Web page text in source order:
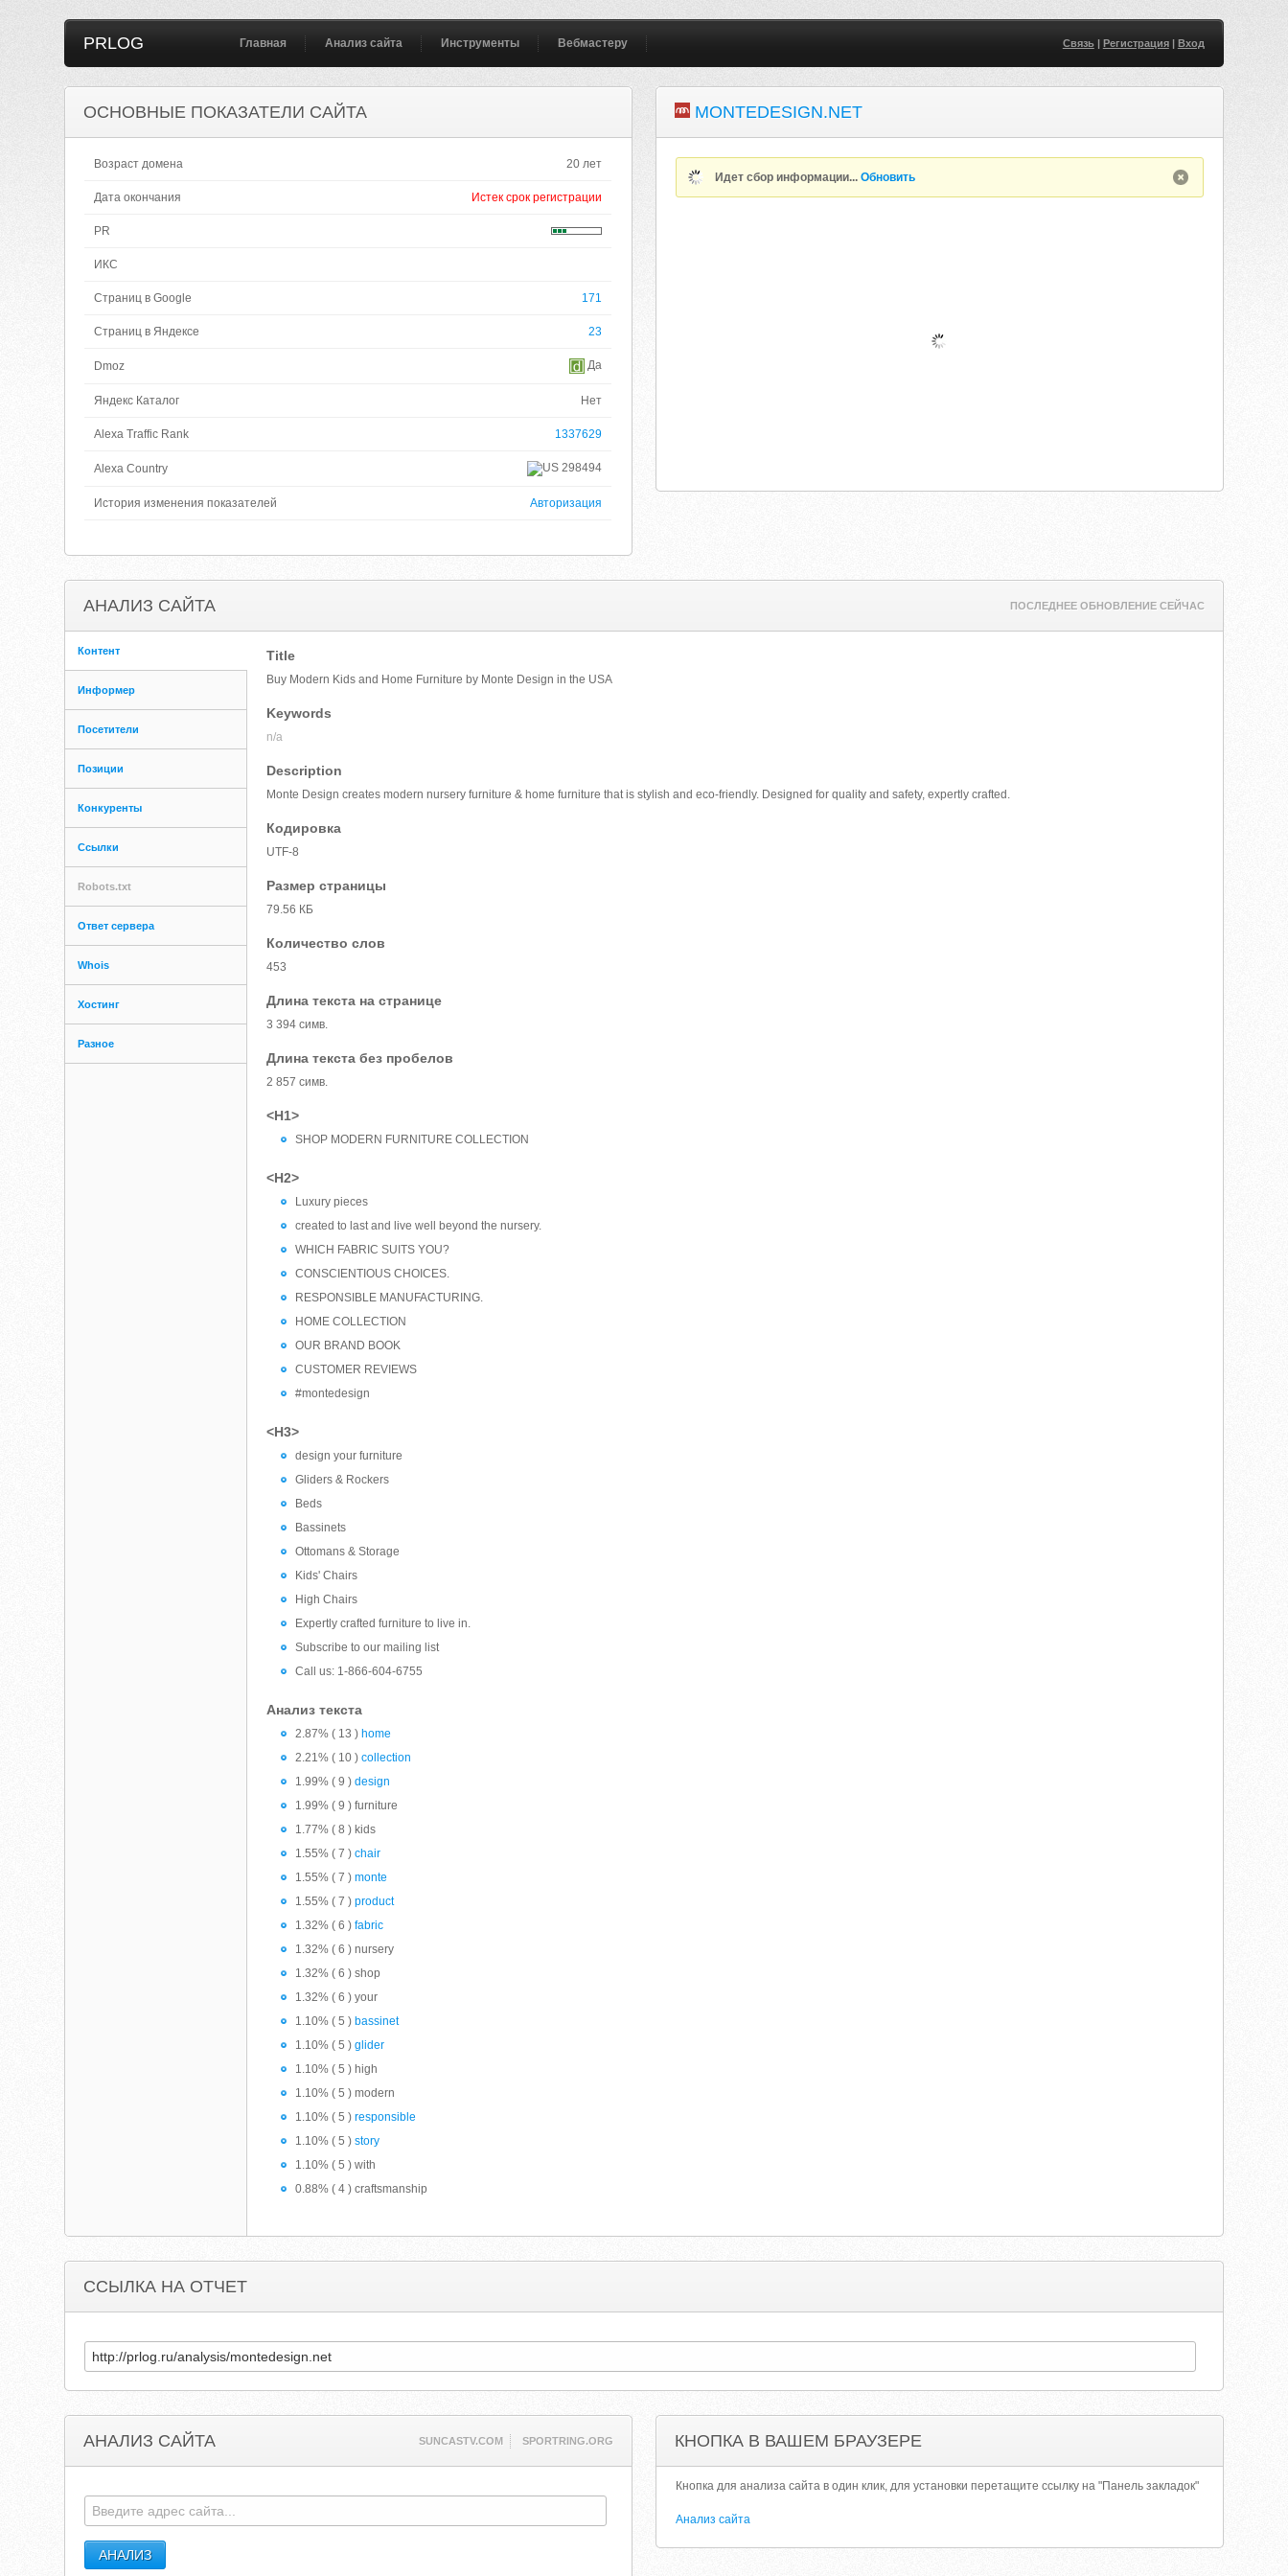
PRLOG Главная Анализ сайта Инструменты Вебмастеру Связь| Регистрация| Вход
ОСНОВНЫЕ ПОКАЗАТЕЛИ САЙТА
Возраст домена 20 лет
Дата окончания Истек срок регистрации
PR
ИКС
Страниц в Google 171
Страниц в Яндексе 23
Dmoz Да
Яндекс Каталог Нет
Alexa Traffic Rank 1337629
Alexa Country 298494
История изменения показателей Авторизация
MONTEDESIGN.NET
Идет сбор информации...Обновить
АНАЛИЗ САЙТА ПОСЛЕДНЕЕ ОБНОВЛЕНИЕ СЕЙЧАС
Контент
Информер
Посетители
Позиции
Конкуренты
Ссылки
Robots.txt
Ответ сервера
Whois
Хостинг
Разное
Title
Buy Modern Kids and Home Furniture by Monte Design in the USA
Keywords
n/a
Description
Monte Design creates modern nursery furniture & home furniture that is stylish and eco-friendly. Designed for quality and safety, expertly crafted.
Кодировка
UTF-8
Размер страницы
79.56 КБ
Количество слов
453
Длина текста на странице
3 394 симв.
Длина текста без пробелов
2 857 симв.
<H1>
SHOP MODERN FURNITURE COLLECTION
<H2>
Luxury pieces
created to last and live well beyond the nursery.
WHICH FABRIC SUITS YOU?
CONSCIENTIOUS CHOICES.
RESPONSIBLE MANUFACTURING.
HOME COLLECTION
OUR BRAND BOOK
CUSTOMER REVIEWS
#montedesign
<H3>
design your furniture
Gliders & Rockers
Beds
Bassinets
Ottomans & Storage
Kids' Chairs
High Chairs
Expertly crafted furniture to live in.
Subscribe to our mailing list
Call us: 1-866-604-6755
Анализ текста
2.87% ( 13 ) home
2.21% ( 10 )collection
1.99% ( 9 )design
1.99% ( 9 ) furniture
1.77% ( 8 ) kids
1.55% ( 7 )chair
1.55% ( 7 )monte
1.55% ( 7 )product
1.32% ( 6 )fabric
1.32% ( 6 ) nursery
1.32% ( 6 ) shop
1.32% ( 6 ) your
1.10% ( 5 ) bassinet
1.10% ( 5 )glider
1.10% ( 5 ) high
1.10% ( 5 ) modern
1.10% ( 5 )responsible
1.10% ( 5 )story
1.10% ( 5 ) with
0.88% ( 4 ) craftsmanship
ССЫЛКА НА ОТЧЕТ
АНАЛИЗ САЙТА SUNCASTV.COM SPORTRING.ORG КНОПКА В ВАШЕМ БРАУЗЕРЕ
Кнопка для анализа сайта в один клик, для установки перетащите ссылку на "Панель закладок"
Анализ сайта